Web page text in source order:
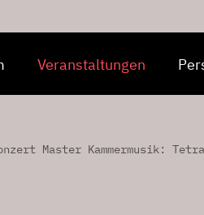
Veranstaltungen
Master Kammermusik: